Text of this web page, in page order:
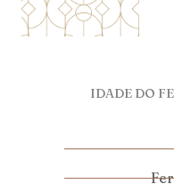
IDADE DO